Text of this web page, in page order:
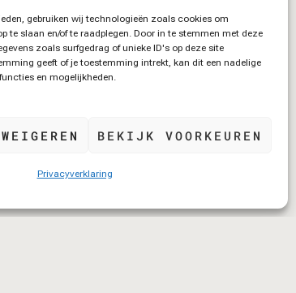
gebruiken wij technologieën zoals cookies om
te slaan en/of te raadplegen. Door in te stemmen met deze
zoals surfgedrag of unieke ID's op deze site
geeft of je toestemming intrekt, kan dit een nadelige
en mogelijkheden.
WEIGEREN BEKIJK VOORKEUREN
Privacyverklaring
van de klachtenfunctionaris niet uit,
kun je de klacht voorleggen aan de
Geschilleninstantie Verloskunde:
http://www.geschilleninstantieverloskunde.nl